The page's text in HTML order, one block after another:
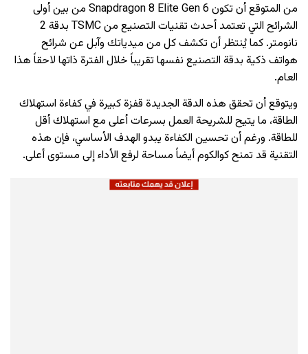
من المتوقع أن تكون Snapdragon 8 Elite Gen 6 من بين أولى
الشرائح التي تعتمد أحدث تقنيات التصنيع من TSMC بدقة 2
نانومتر. كما يُنتظر أن تكشف كل من ميدياتك وآبل عن شرائح
هواتف ذكية بدقة التصنيع نفسها تقريباً خلال الفترة ذاتها لاحقاً هذا
العام.
ويتوقع أن تحقق هذه الدقة الجديدة قفزة كبيرة في كفاءة استهلاك
الطاقة، ما يتيح للشريحة العمل بسرعات أعلى مع استهلاك أقل
للطاقة. ورغم أن تحسين الكفاءة يبدو الهدف الأساسي، فإن هذه
التقنية قد تمنح كوالكوم أيضاً مساحة لرفع الأداء إلى مستوى أعلى.